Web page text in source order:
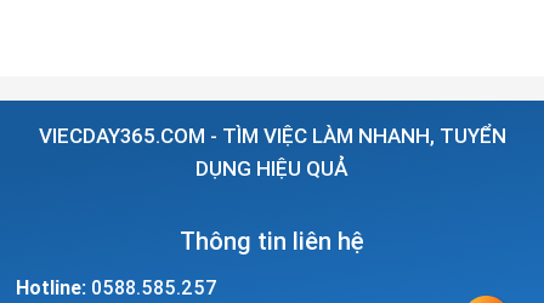
VIECDAY365.COM - TÌM VIỆC LÀM NHANH, TUYỂN
DỤNG HIỆU QUẢ
Thông tin liên hệ
Hotline: 0588.585.257